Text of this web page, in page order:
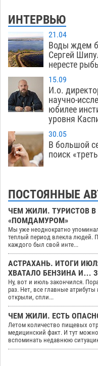
ИНТЕРВЬЮ
21.04
Воды ждем
Сергей
нересте
15.09
И.о.
научно-
юбилее
уровня
30.05
В большой
поиск
ПОСТОЯННЫЕ
ЧЕМ ЖИЛИ. ТУРИСТОВ
«ПОМДАМУРОМ»
Мы уже неоднократно
теплый период влекла людей.
каждого был свой инте...
АСТРАХАНЬ. ИТОГИ
ХВАТАЛО БЕНЗИНА И…
Ну, вот и июль закончился.
раз. Нет, все главные
открыли, спли...
ЧЕМ ЖИЛИ. ЕСТЬ
Летом количество пищевых
медицинский факт. И тут
вспоминать недавнюю